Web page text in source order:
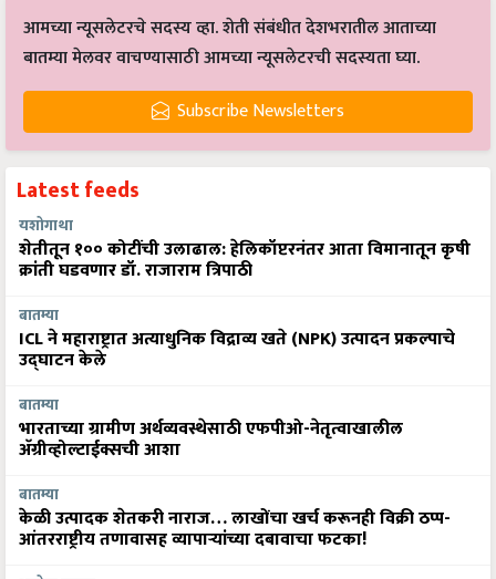
आमच्या न्यूसलेटरचे सदस्य व्हा. शेती संबंधीत देशभरातील आताच्या
बातम्या मेलवर वाचण्यासाठी आमच्या न्यूसलेटरची सदस्यता घ्या.
Subscribe Newsletters
Latest feeds
यशोगाथा
शेतीतून १०० कोटींची उलाढाल: हेलिकॉप्टरनंतर आता विमानातून कृषी
क्रांती घडवणार डॉ. राजाराम त्रिपाठी
बातम्या
ICL ने महाराष्ट्रात अत्याधुनिक विद्राव्य खते (NPK) उत्पादन प्रकल्पाचे
उद्घाटन केले
बातम्या
भारताच्या ग्रामीण अर्थव्यवस्थेसाठी एफपीओ-नेतृत्वाखालील
अ‍ॅग्रीव्होल्टाईक्सची आशा
बातम्या
केळी उत्पादक शेतकरी नाराज… लाखोंचा खर्च करूनही विक्री ठप्प-
आंतरराष्ट्रीय तणावासह व्यापाऱ्यांच्या दबावाचा फटका!